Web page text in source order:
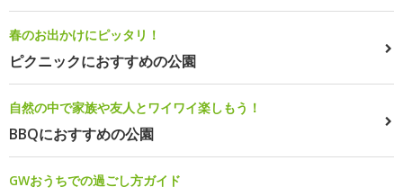
春のお出かけにピッタリ！
ピクニックにおすすめの公園
自然の中で家族や友人とワイワイ楽しもう！
BBQにおすすめの公園
GWおうちでの過ごし方ガイド